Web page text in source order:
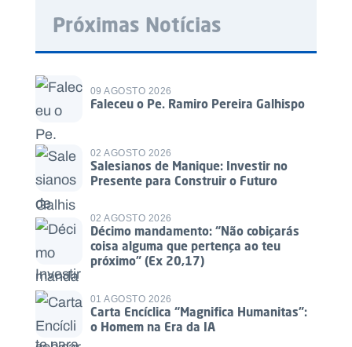
Próximas Notícias
09 AGOSTO 2026
Faleceu o Pe. Ramiro Pereira Galhispo
02 AGOSTO 2026
Salesianos de Manique: Investir no
Presente para Construir o Futuro
02 AGOSTO 2026
Décimo mandamento: “Não cobiçarás
coisa alguma que pertença ao teu
próximo” (Ex 20,17)
01 AGOSTO 2026
Carta Encíclica “Magnifica Humanitas”:
o Homem na Era da IA